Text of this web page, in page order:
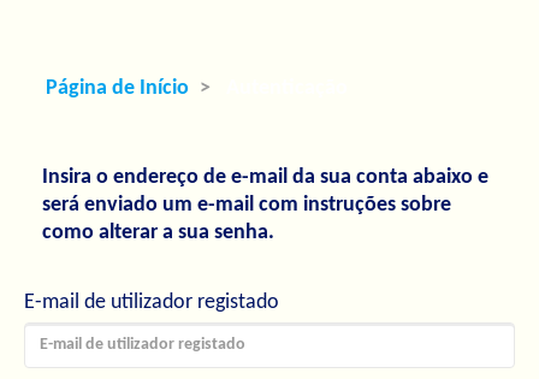
Página de Início
Insira o endereço de e-mail da sua conta abaixo e
será enviado um e-mail com instruções sobre
como alterar a sua senha.
E-mail de utilizador registado